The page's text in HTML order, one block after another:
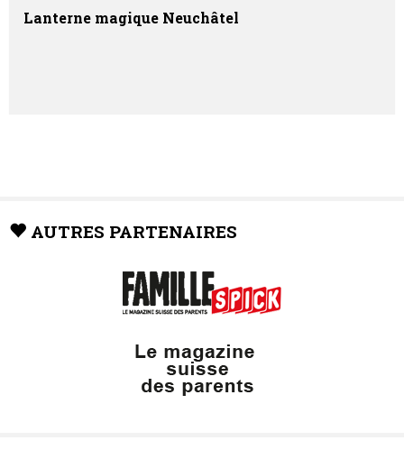
Lanterne magique Neuchâtel
AUTRES PARTENAIRES